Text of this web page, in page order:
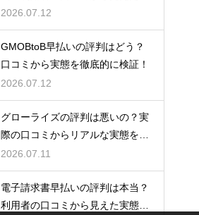
態検証
2026.07.12
GMOBtoB早払いの評判はどう？
口コミから実態を徹底的に検証！
2026.07.12
グローライズの評判は悪いの？実
際の口コミからリアルな実態を検
証！
2026.07.11
電子請求書早払いの評判は本当？
利用者の口コミから見えた実態を